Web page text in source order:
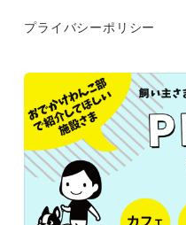
プライバシーポリシー